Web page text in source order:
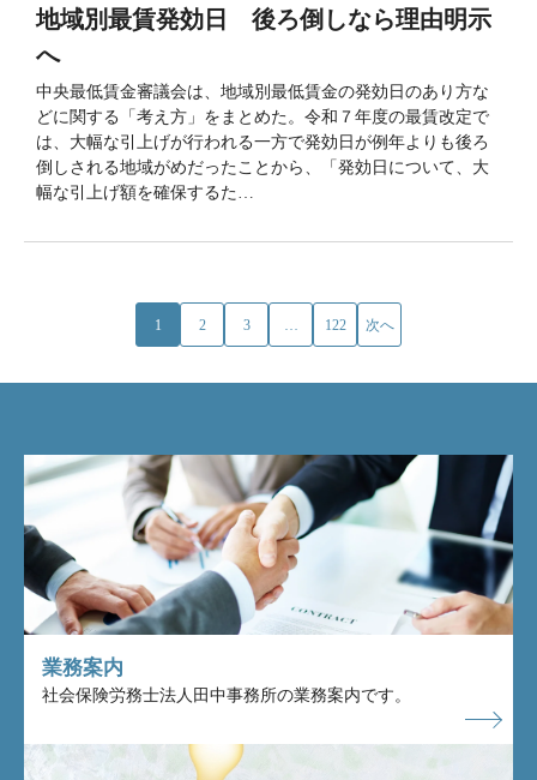
地域別最賃発効日 後ろ倒しなら理由明示
へ
中央最低賃金審議会は、地域別最低賃金の発効日のあり方な
どに関する「考え方」をまとめた。令和７年度の最賃改定で
は、大幅な引上げが行われる一方で発効日が例年よりも後ろ
倒しされる地域がめだったことから、「発効日について、大
幅な引上げ額を確保するた…
1 2 3 122 次へ
業務案内
社会保険労務士法人田中事務所の業務案内です。